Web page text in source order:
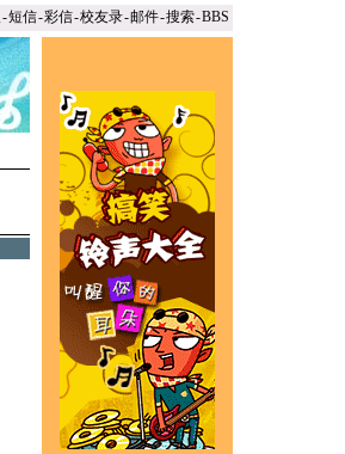
-短信-彩信-校友录-邮件-搜索-BBS